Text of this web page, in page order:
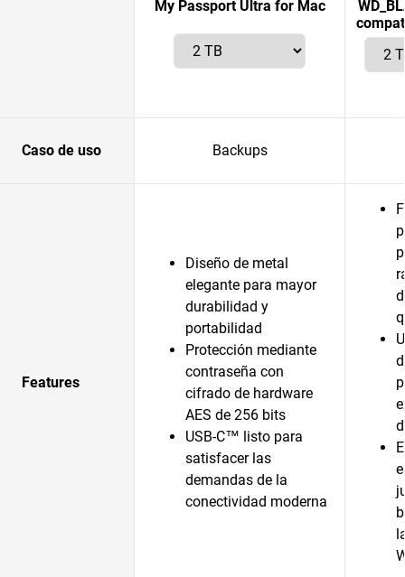
My Passport Ultra for Mac
Caso de uso Backups
Features
Diseño de metal
elegante para mayor
durabilidad y
portabilidad
Protección mediante
contraseña con
cifrado de hardware
AES de 256 bits
USB-C™ listo para
satisfacer las
demandas de la
conectividad moderna